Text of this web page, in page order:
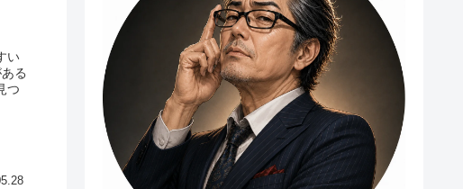
い
る
つ